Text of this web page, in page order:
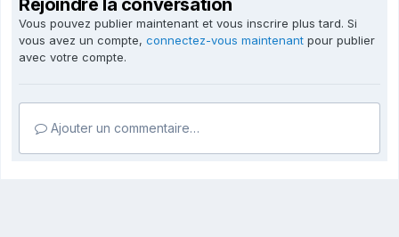
Rejoindre la conversation
Vous pouvez publier maintenant et vous inscrire plus tard. Si
vous avez un compte, connectez-vous maintenant pour publier
avec votre compte.
Ajouter un commentaire…